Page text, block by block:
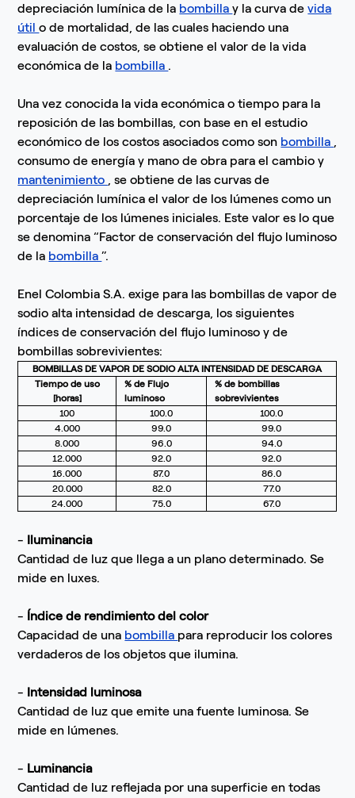
depreciación lumínica de la bombillay la curva devida
útilo de mortalidad, de las cuales haciendo una
evaluación de costos, se obtiene el valor de la vida
económica de la bombilla .
Una vez conocida la vida económica o tiempo para la
reposición de las bombillas, con base en el estudio
económico de los costos asociados como son bombilla ,
consumo de energía y mano de obra para el cambio y
mantenimiento , se obtiene de las curvas de
depreciación lumínica el valor de los lúmenes como un
porcentaje de los lúmenes iniciales. Este valor es lo que
se denomina “Factor de conservación del flujo luminoso
de la bombilla”.
Enel Colombia S.A. exige para las bombillas de vapor de
sodio alta intensidad de descarga, los siguientes
índices de conservación del flujo luminoso y de
bombillas sobrevivientes:
BOMBILLAS DE VAPOR DE SODIO ALTA INTENSIDAD DE DESCARGA
Tiempo de uso
[horas]
% de Flujo
luminoso
% de bombillas
sobrevivientes
100
100.0
100.0
4.000
99.0
99.0
8.000
96.0
94.0
12.000
92.0
92.0
16.000
87.0
86.0
20.000
82.0
77.0
24.000
75.0 67.0
- Iluminancia
Cantidad de luz que llega a un plano determinado. Se
mide en luxes.
- Índice de rendimiento del color
Capacidad de una bombilla para reproducir los colores
verdaderos de los objetos que ilumina.
- Intensidad luminosa
Cantidad de luz que emite una fuente luminosa. Se
mide en lúmenes.
- Luminancia
Cantidad de luz reflejada por una superficie en todas